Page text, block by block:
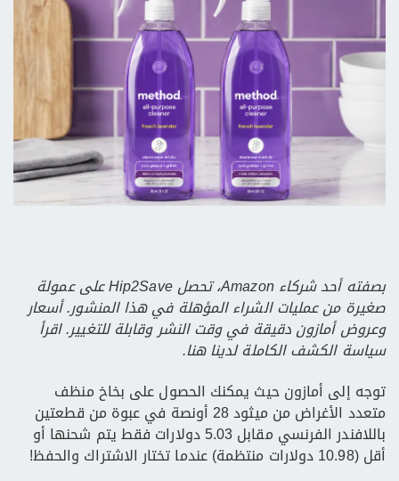
بصفته أحد شركاء Amazon، تحصل Hip2Save على عمولة
صغيرة من عمليات الشراء المؤهلة في هذا المنشور. أسعار
وعروض أمازون دقيقة في وقت النشر وقابلة للتغيير. اقرأ
سياسة الكشف الكاملة لدينا هنا.
توجه إلى أمازون حيث يمكنك الحصول على بخاخ منظف
متعدد الأغراض من ميثود 28 أونصة في عبوة من قطعتين
باللافندر الفرنسي مقابل 5.03 دولارات فقط يتم شحنها أو
أقل (10.98 دولارات منتظمة) عندما تختار الاشتراك والحفظ!